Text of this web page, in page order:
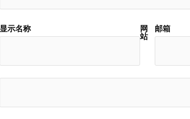
显示名称 邮箱
网
站